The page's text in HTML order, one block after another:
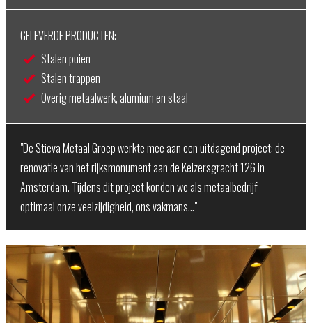
GELEVERDE PRODUCTEN:
Stalen puien
Stalen trappen
Overig metaalwerk, alumium en staal
"De Stieva Metaal Groep werkte mee aan een uitdagend project: de
renovatie van het rijksmonument aan de Keizersgracht 126 in
Amsterdam. Tijdens dit project konden we als metaalbedrijf
optimaal onze veelzijdigheid, ons vakmans…"